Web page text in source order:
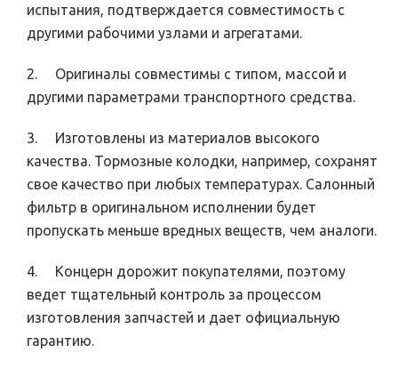
испытания, подтверждается совместимость с
другими рабочими узлами и агрегатами.
2. Оригиналы совместимы с типом, массой и
другими параметрами транспортного средства.
3. Изготовлены из материалов высокого
качества. Тормозные колодки, например, сохранят
свое качество при любых температурах. Салонный
фильтр в оригинальном исполнении будет
пропускать меньше вредных веществ, чем аналоги.
4. Концерн дорожит покупателями, поэтому
ведет тщательный контроль за процессом
изготовления запчастей и дает официальную
гарантию.